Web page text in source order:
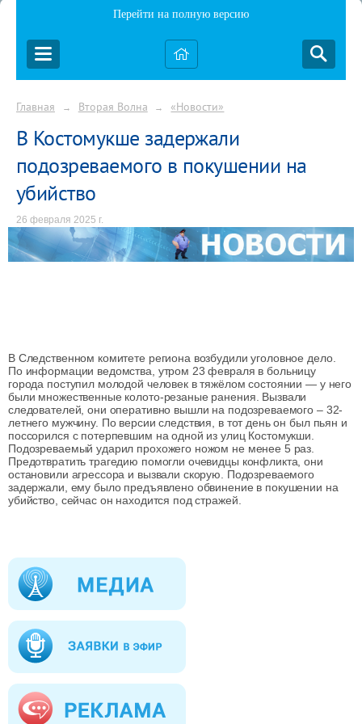
Перейти на полную версию
Главная → Вторая Волна → «Новости»
В Костомукше задержали
подозреваемого в покушении на
убийство
26 февраля 2025 г.
В Следственном комитете региона возбудили уголовное дело.
По информации ведомства, утром 23 февраля в больницу
города поступил молодой человек в тяжёлом состоянии — у него
были множественные колото-резаные ранения. Вызвали
следователей, они оперативно вышли на подозреваемого – 32-
летнего мужчину. По версии следствия, в тот день он был пьян и
поссорился с потерпевшим на одной из улиц Костомукши.
Подозреваемый ударил прохожего ножом не менее 5 раз.
Предотвратить трагедию помогли очевидцы конфликта, они
остановили агрессора и вызвали скорую. Подозреваемого
задержали, ему было предъявлено обвинение в покушении на
убийство, сейчас он находится под стражей.